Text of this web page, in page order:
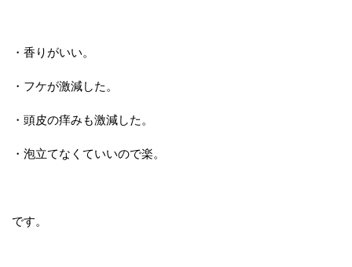
・香りがいい。
・フケが激減した。
・頭皮の痒みも激減した。
・泡立てなくていいので楽。
です。